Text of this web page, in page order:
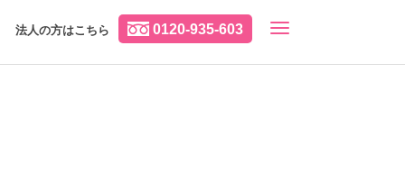
0120-935-603
法人の方はこちら